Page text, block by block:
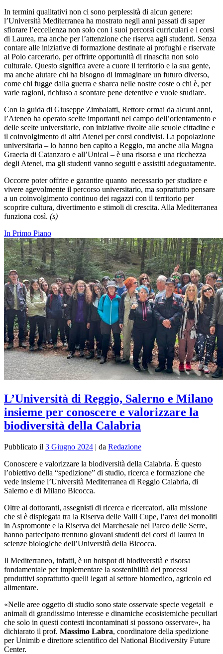
In termini qualitativi non ci sono perplessità di alcun genere:
l’Università Mediterranea ha mostrato negli anni passati di saper
sfiorare l’eccellenza non solo con i suoi percorsi curriculari e i corsi
di Laurea, ma anche per l’attenzione che riserva agli studenti. Senza
contare alle iniziative di formazione destinate ai profughi e riservate
al Polo carcerario, per offrirte opportunità di rinascita non solo
culturale. Questo significa avere a cuore il territorio e la sua gente,
ma anche aiutare chi ha bisogno di immaginare un futuro diverso,
come chi fugge dalla guerra e sbarca nelle nostre coste o chi è, per
varie ragioni, richiuso a scontare pene detentive e vuole studiare.
Con la guida di Giuseppe Zimbalatti, Rettore ormai da alcuni anni,
l’Ateneo ha operato scelte importanti nel campo dell’orientamento e
delle scelte universitarie, con iniziative rivolte alle scuole cittadine e
il coinvolgimento di altri Atenei per corsi condivisi. La popolazione
universitaria – lo hanno ben capito a Reggio, ma anche alla Magna
Graecia di Catanzaro e all’Unical – è una risorsa e una ricchezza
degli Atenei, ma gli studenti vanno seguiti e assistiti adeguatamente.
Occorre poter offrire e garantire quanto necessario per studiare e
vivere agevolmente il percorso universitario, ma soprattutto pensare
a un coinvolgimento continuo dei ragazzi con il territorio per
scoprire cultura, divertimento e stimoli di crescita. Alla Mediterranea
funziona così. (s)
In Primo Piano
L’Università di Reggio, Salerno e Milano
insieme per conoscere e valorizzare la
biodiversità della Calabria
Pubblicato il 3 Giugno 2024 | da Redazione
Conoscere e valorizzare la biodiversità della Calabria. È questo
l’obiettivo della “spedizione” di studio, ricerca e formazione che
vede insieme l’Università Mediterranea di Reggio Calabria, di
Salerno e di Milano Bicocca.
Oltre ai dottoranti, assegnisti di ricerca e ricercatori, alla missione
che si è dispiegata tra la Riserva delle Valli Cupe, l’area dei monoliti
in Aspromonte e la Riserva del Marchesale nel Parco delle Serre,
hanno partecipato trentuno giovani studenti dei corsi di laurea in
scienze biologiche dell’Università della Bicocca.
Il Mediterraneo, infatti, è un hotspot di biodiversità e risorsa
fondamentale per implementare la sostenibilità dei processi
produttivi soprattutto quelli legati al settore biomedico, agricolo ed
alimentare.
«Nelle aree oggetto di studio sono state osservate specie vegetali e
animali di grandissimo interesse e dinamiche ecosistemiche peculiari
che solo in questi contesti incontaminati si possono osservare», ha
dichiarato il prof. Massimo Labra, coordinatore della spedizione
per Unimib e direttore scientifico del National Biodiversity Future
Center.